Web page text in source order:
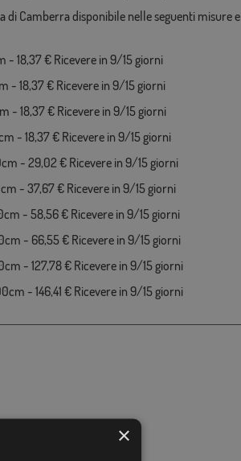
di Camberra disponibile nelle seguenti misure e
- 18,37 € Ricevere in 9/15 giorni
- 18,37 € Ricevere in 9/15 giorni
- 18,37 € Ricevere in 9/15 giorni
- 18,37 € Ricevere in 9/15 giorni
- 29,02 € Ricevere in 9/15 giorni
- 37,67 € Ricevere in 9/15 giorni
- 58,56 € Ricevere in 9/15 giorni
- 66,55 € Ricevere in 9/15 giorni
- 127,78 € Ricevere in 9/15 giorni
- 146,41 € Ricevere in 9/15 giorni
×